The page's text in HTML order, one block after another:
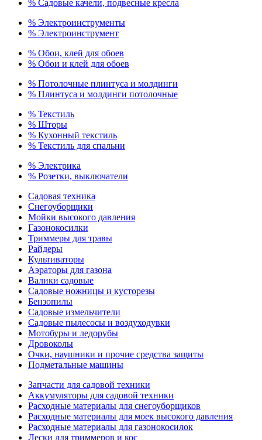
% Садовые качели, подвесные кресла
% Электроинструменты
% Электроинструмент
% Обои, клей для обоев
% Обои и клей для обоев
% Потолочные плинтуса и молдинги
% Плинтуса и молдинги потолочные
% Текстиль
% Шторы
% Кухонный текстиль
% Текстиль для спальни
% Электрика
% Розетки, выключатели
Садовая техника
Снегоуборщики
Мойки высокого давления
Газонокосилки
Триммеры для травы
Райдеры
Культиваторы
Аэраторы для газона
Валики садовые
Садовые ножницы и кусторезы
Бензопилы
Садовые измельчители
Садовые пылесосы и воздуходувки
Мотобуры и ледорубы
Дровоколы
Очки, наушники и прочие средства защиты
Подметальные машины
Запчасти для садовой техники
Аккумуляторы для садовой техники
Расходные материалы для снегоуборщиков
Расходные материалы для моек высокого давления
Расходные материалы для газонокосилок
Лески для триммеров и кос